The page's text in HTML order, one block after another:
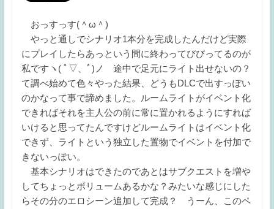
おっすっす(＾ω＾)
やっと通しでシナリオ1本分を完成したんだけど実際
にプレイしたらあっという間に終わってびびってるのが
私ですヽ( ﾟ▽、ﾟ)ノ 途中で足元にライト出せないの？
て調べ始めて色々やった結果、どうもDLCで出すっぽい
のかなって事で諦めました。ルームライトがイベント化
できればそれを主人公の前に常に置かれるようにすれば
いけると思ってたんですけどルームライトはイベント化
できず、ライトという独立した置物でイベントを付加で
きないっぽい。
基本シナリオはできたのであとはサブクエストを増や
してちょっとボリュームあるかな？みたいな感じにした
らその分のエロシーン追加して完成？ うーん、このペ